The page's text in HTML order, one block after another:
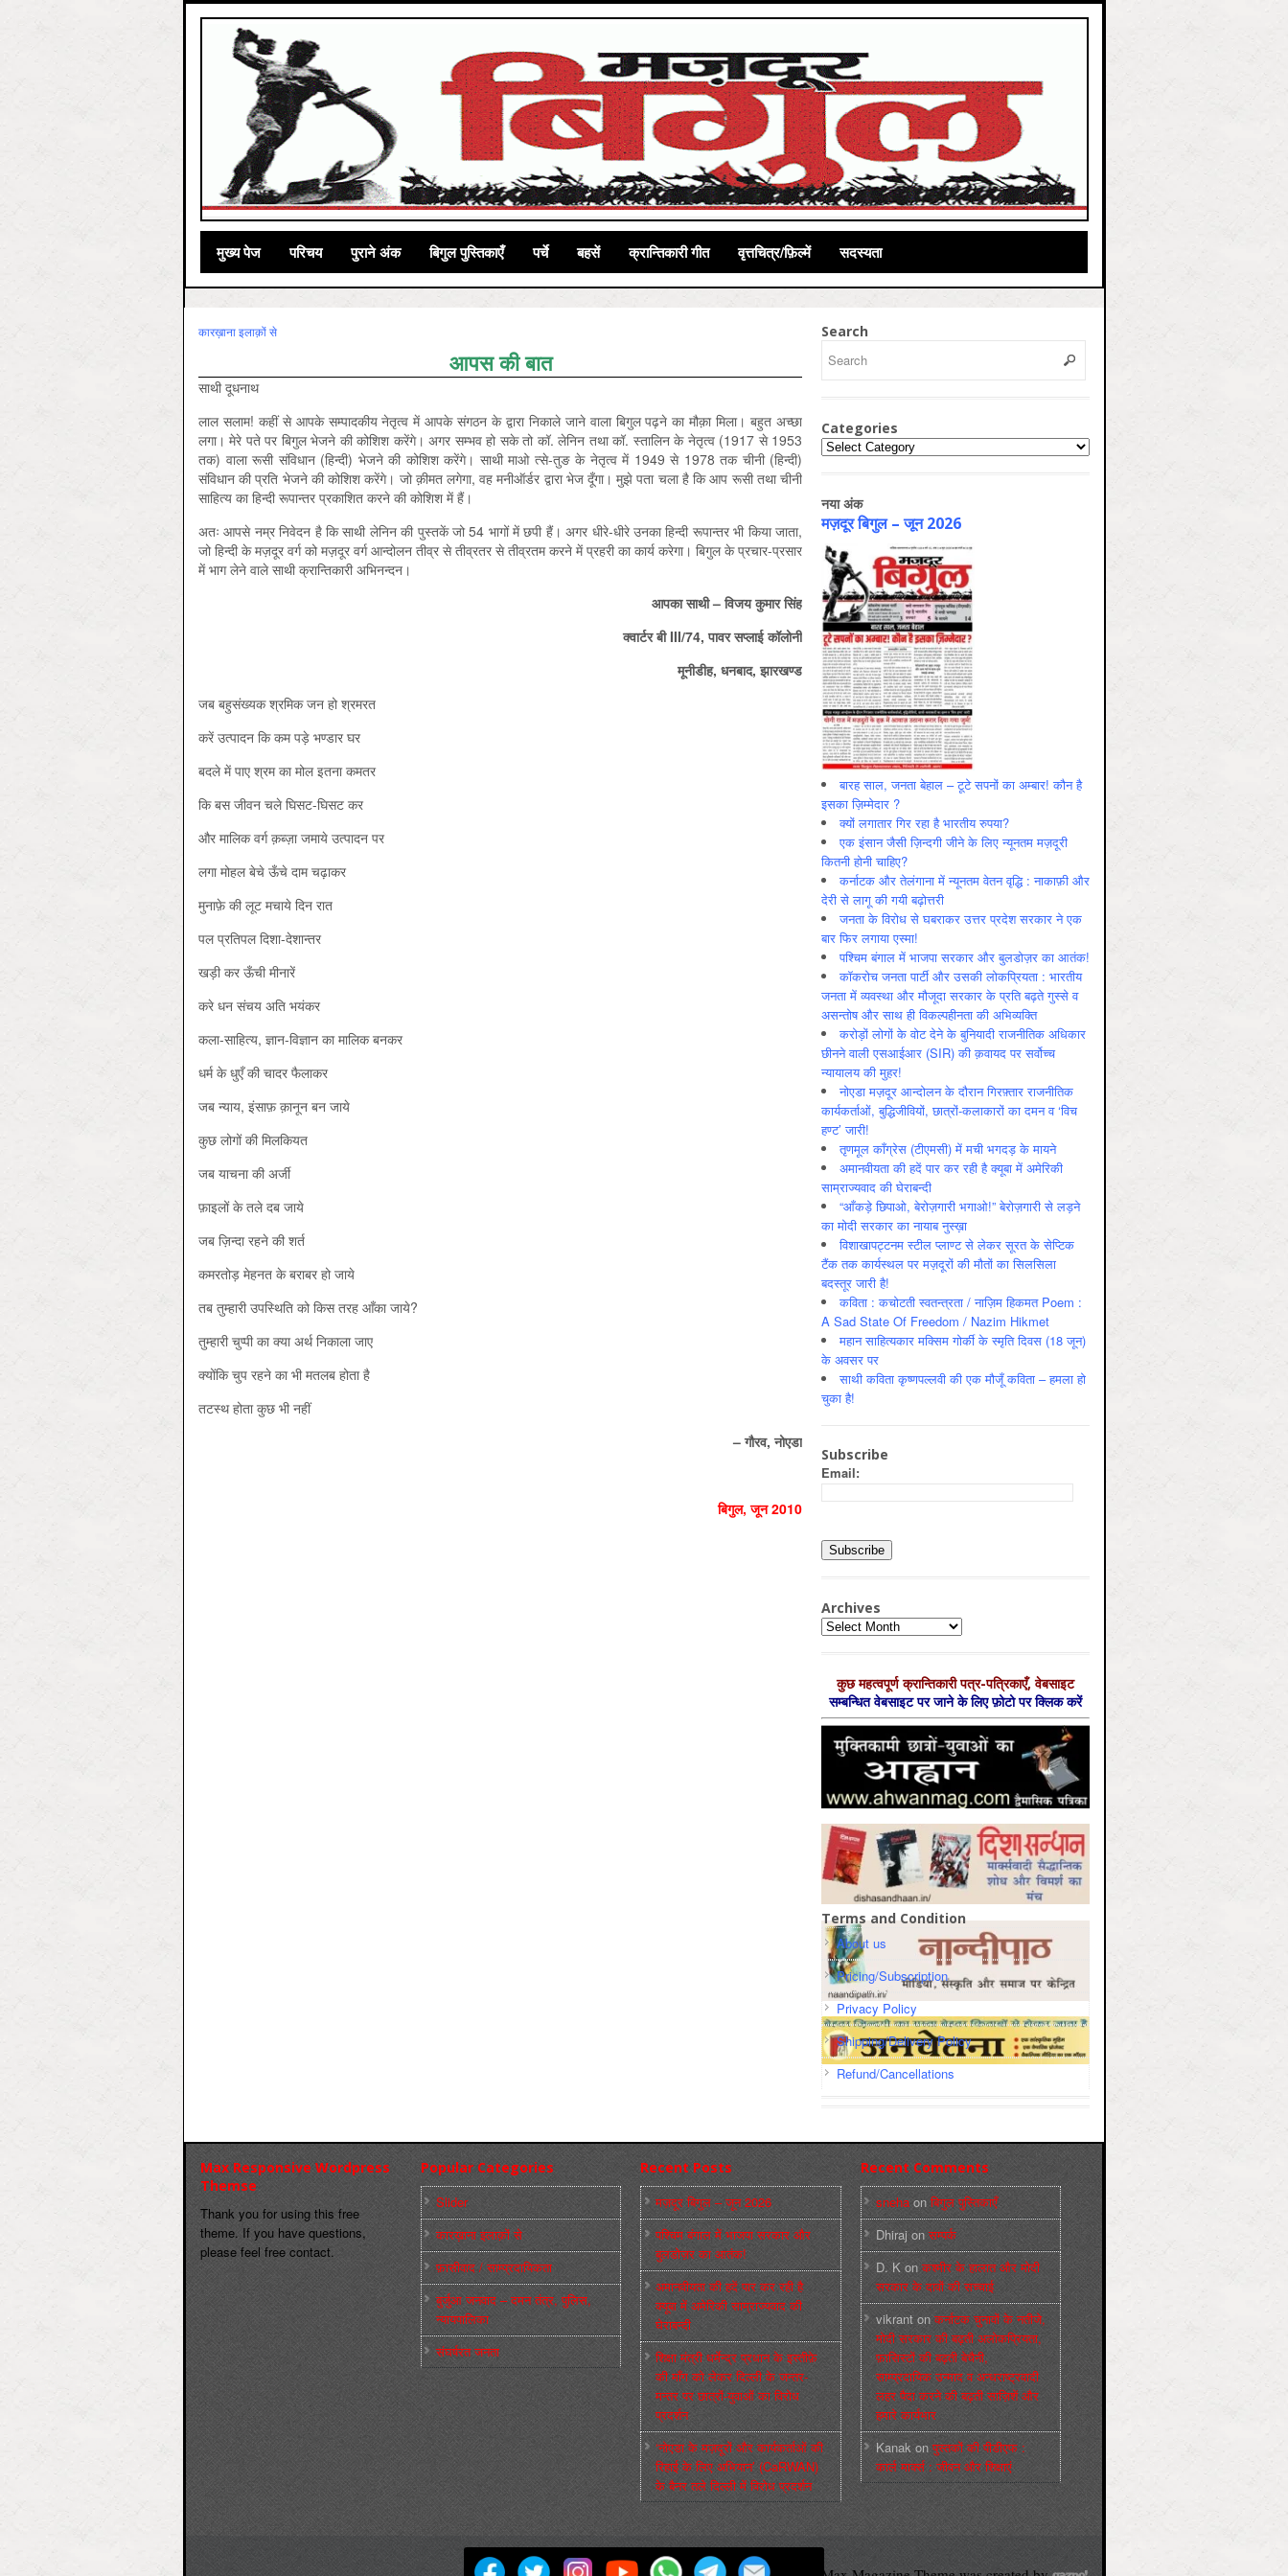
मुख्‍य पेज परिचय पुराने अंक बिगुल पुस्तिकाएँ पर्चे बहसें क्रान्तिकारी गीत वृत्तचित्र/फ़िल्में सदस्यता
कारख़ाना इलाक़ों से
आपस की बात
साथी दूधनाथ
लाल सलाम! कहीं से आपके सम्पादकीय नेतृत्व में आपके संगठन के द्वारा निकाले जाने वाला बिगुल पढ़ने का मौक़ा मिला। बहुत अच्छा
लगा। मेरे पते पर बिगुल भेजने की कोशिश करेंगे। अगर सम्भव हो सके तो कॉ. लेनिन तथा कॉ. स्तालिन के नेतृत्व (1917 से 1953
तक) वाला रूसी संविधान (हिन्दी) भेजने की कोशिश करेंगे। साथी माओ त्से-तुङ के नेतृत्व में 1949 से 1978 तक चीनी (हिन्दी)
संविधान की प्रति भेजने की कोशिश करेंगे। जो क़ीमत लगेगा, वह मनीऑर्डर द्वारा भेज दूँगा। मुझे पता चला है कि आप रूसी तथा चीनी
साहित्य का हिन्दी रूपान्तर प्रकाशित करने की कोशिश में हैं।
अतः आपसे नम्र निवेदन है कि साथी लेनिन की पुस्तकें जो 54 भागों में छपी हैं। अगर धीरे-धीरे उनका हिन्दी रूपान्तर भी किया जाता,
जो हिन्दी के मज़दूर वर्ग को मज़दूर वर्ग आन्दोलन तीव्र से तीव्रतर से तीव्रतम करने में प्रहरी का कार्य करेगा। बिगुल के प्रचार-प्रसार
में भाग लेने वाले साथी क्रान्तिकारी अभिनन्दन।
आपका साथी – विजय कुमार सिंह
क्वार्टर बी III/74, पावर सप्लाई कॉलोनी
मूनीडीह, धनबाद, झारखण्ड
जब बहुसंख्यक श्रमिक जन हो श्रमरत
करें उत्पादन कि कम पड़े भण्डार घर
बदले में पाए श्रम का मोल इतना कमतर
कि बस जीवन चले घिसट-घिसट कर
और मालिक वर्ग क़ब्ज़ा जमाये उत्पादन पर
लगा मोहल बेचे ऊँचे दाम चढ़ाकर
मुनाफ़े की लूट मचाये दिन रात
पल प्रतिपल दिशा-देशान्तर
खड़ी कर ऊँची मीनारें
करे धन संचय अति भयंकर
कला-साहित्य, ज्ञान-विज्ञान का मालिक बनकर
धर्म के धुएँ की चादर फैलाकर
जब न्याय, इंसाफ़ क़ानून बन जाये
कुछ लोगों की मिलकियत
जब याचना की अर्जी
फ़ाइलों के तले दब जाये
जब ज़िन्दा रहने की शर्त
कमरतोड़ मेहनत के बराबर हो जाये
तब तुम्हारी उपस्थिति को किस तरह आँका जाये?
तुम्हारी चुप्पी का क्या अर्थ निकाला जाए
क्योंकि चुप रहने का भी मतलब होता है
तटस्थ होता कुछ भी नहीं
– गौरव, नोएडा
बिगुल, जून 2010
Search
Categories
Categories
नया अंक
मज़दूर बिगुल – जून 2026
बारह साल, जनता बेहाल – टूटे सपनों का अम्बार! कौन है
इसका ज़िम्मेदार ?
क्यों लगातार गिर रहा है भारतीय रुपया?
एक इंसान जैसी ज़िन्दगी जीने के लिए न्यूनतम मज़दूरी
कितनी होनी चाहिए?
कर्नाटक और तेलंगाना में न्यूनतम वेतन वृद्धि : नाकाफ़ी और
देरी से लागू की गयी बढ़ोत्तरी
जनता के विरोध से घबराकर उत्तर प्रदेश सरकार ने एक
बार फिर लगाया एस्मा!
पश्चिम बंगाल में भाजपा सरकार और बुलडोज़र का आतंक!
कॉकरोच जनता पार्टी और उसकी लोकप्रियता : भारतीय
जनता में व्‍यवस्‍था और मौजूदा सरकार के प्रति बढ़ते गुस्‍से व
असन्‍तोष और साथ ही विकल्‍पहीनता की अभिव्‍यक्ति
करोड़ों लोगों के वोट देने के बुनियादी राजनीतिक अधिकार
छीनने वाली एसआईआर (SIR) की क़वायद पर सर्वोच्च
न्यायालय की मुहर!
नोएडा मज़दूर आन्दोलन के दौरान गिरफ़्तार राजनीतिक
कार्यकर्ताओं, बुद्धिजीवियों, छात्रों-कलाकारों का दमन व ‘विच
हण्ट’ जारी!
तृणमूल काँग्रेस (टीएमसी) में मची भगदड़ के मायने
अमानवीयता की हदें पार कर रही है क्यूबा में अमेरिकी
साम्राज्यवाद की घेराबन्दी
“आँकड़े छिपाओ, बेरोज़गारी भगाओ!” बेरोज़गारी से लड़ने
का मोदी सरकार का नायाब नुस्ख़ा
विशाखापट्टनम स्टील प्लाण्ट से लेकर सूरत के सेप्टिक
टैंक तक कार्यस्थल पर मज़दूरों की मौतों का सिलसिला
बदस्तूर जारी है!
कविता : कचोटती स्वतन्त्रता / नाज़िम हिकमत Poem :
A Sad State Of Freedom / Nazim Hikmet
महान साहित्यकार मक्सिम गोर्की के स्मृति दिवस (18 जून)
के अवसर पर
साथी कविता कृष्णपल्लवी की एक मौजूँ कविता – हमला हो
चुका है!
Subscribe
Email:
Archives
Archives
कुछ महत्‍वपूर्ण क्रान्तिकारी पत्र-पत्रिकाएँ, वेबसाइट
सम्‍बन्धित वेबसाइट पर जाने के लिए फ़ोटो पर क्लिक करें
Terms and Condition
About us
Pricing/Subscription
Privacy Policy
Shipping/Delivery Policy
Refund/Cancellations
Max Responsive Wordpress
Themse
Thank you for using this free
theme. If you have questions,
please feel free contact.
Popular Categories
Slider
कारख़ाना इलाक़ों से
फ़ासीवाद / साम्‍प्रदायिकता
बुर्जुआ जनवाद – दमन तंत्र, पुलिस,
न्‍यायपालिका
संघर्षरत जनता
Recent Posts
मज़दूर बिगुल – जून 2026
पश्चिम बंगाल में भाजपा सरकार और
बुलडोज़र का आतंक!
अमानवीयता की हदें पार कर रही है
क्यूबा में अमेरिकी साम्राज्यवाद की
घेराबन्दी
शिक्षा मंत्री धर्मेन्द्र प्रधान के इस्तीफ़े
की माँग को लेकर दिल्ली के जन्तर-
मन्तर पर छात्रों-युवाओं का विरोध
प्रदर्शन
‘नोएडा के मज़दूरों और कार्यकर्ताओं की
रिहाई के लिए अभियान’ (CaRWAN)
के बैनर तले दिल्ली में विरोध प्रदर्शन
Recent Comments
snehaonबिगुल पुस्तिकाएँ
Dhirajon सम्पर्क
D. Konकश्मीर के हालात और मोदी
सरकार के दावों की सच्चाई
vikrantonकर्नाटक चुनावों के नतीजे,
मोदी सरकार की बढ़ती अलोकप्रियता,
फ़ासिस्टों की बढ़ती बेचैनी,
साम्प्रदायिक उन्माद व अन्धराष्ट्रवादी
लहर पैदा करने की बढ़ती साज़िशें और
हमारे कार्यभार
Kanakonपुस्‍तकों की पीडीएफ :
कार्ल मार्क्‍स : जीवन और शिक्षाएं
मज़दूर बिगुल Powered by
WordPress